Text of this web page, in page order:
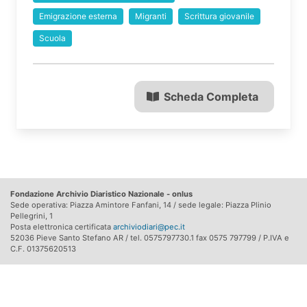
Emigrazione esterna Migranti Scrittura giovanile
Scuola
Scheda Completa
Fondazione Archivio Diaristico Nazionale - onlus
Sede operativa: Piazza Amintore Fanfani, 14 / sede legale: Piazza Plinio
Pellegrini, 1
Posta elettronica certificata archiviodiari@pec.it
52036 Pieve Santo Stefano AR / tel. 0575797730.1 fax 0575 797799 / P.IVA e
C.F. 01375620513